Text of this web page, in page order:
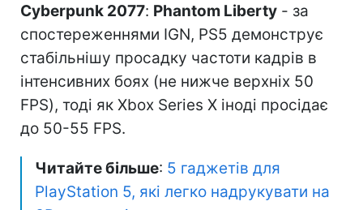
Cyberpunk 2077: Phantom Liberty - за
спостереженнями IGN, PS5 демонструє
стабільнішу просадку частоти кадрів в
інтенсивних боях (не нижче верхніх 50
FPS), тоді як Xbox Series X іноді просідає
до 50-55 FPS.
Читайте більше: 5 гаджетів для
PlayStation 5, які легко надрукувати на